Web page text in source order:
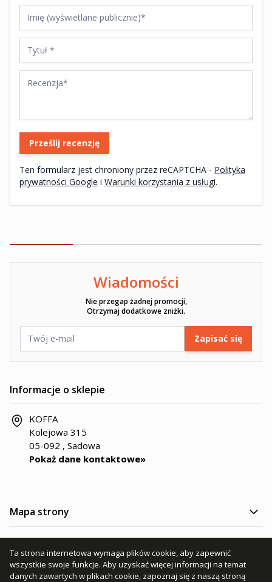
Ta strona internetowa wymaga plików cookie, aby zapewnić
wszystkie swoje funkcje. Aby uzyskać więcej informacji na temat
danych zawartych w plikach cookie, zapoznaj się z naszą stroną
Prześlij recenzję
Ten formularz jest chroniony przez reCAPTCHA - Polityka
prywatności Google i Warunki korzystania z usługi.
Wiadomości
Nie przegap żadnej promocji,
Otrzymaj dodatkowe zniżki.
Zapisać się
Ten formularz jest chroniony przez reCAPTCHA -
Informacje o sklepie
KOFFA
Kolejowa 315
05-092 , Sadowa
Pokaż dane kontaktowe»
Mapa strony
Kategorie produktów
Informacje